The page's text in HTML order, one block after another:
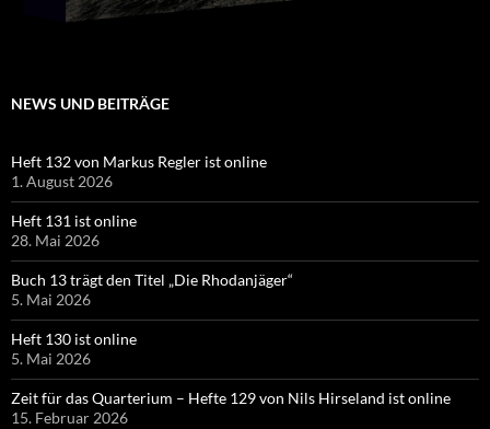
NEWS UND BEITRÄGE
Heft 132 von Markus Regler ist online
1. August 2026
Heft 131 ist online
28. Mai 2026
Buch 13 trägt den Titel „Die Rhodanjäger“
5. Mai 2026
Heft 130 ist online
5. Mai 2026
Zeit für das Quarterium – Hefte 129 von Nils Hirseland ist online
15. Februar 2026